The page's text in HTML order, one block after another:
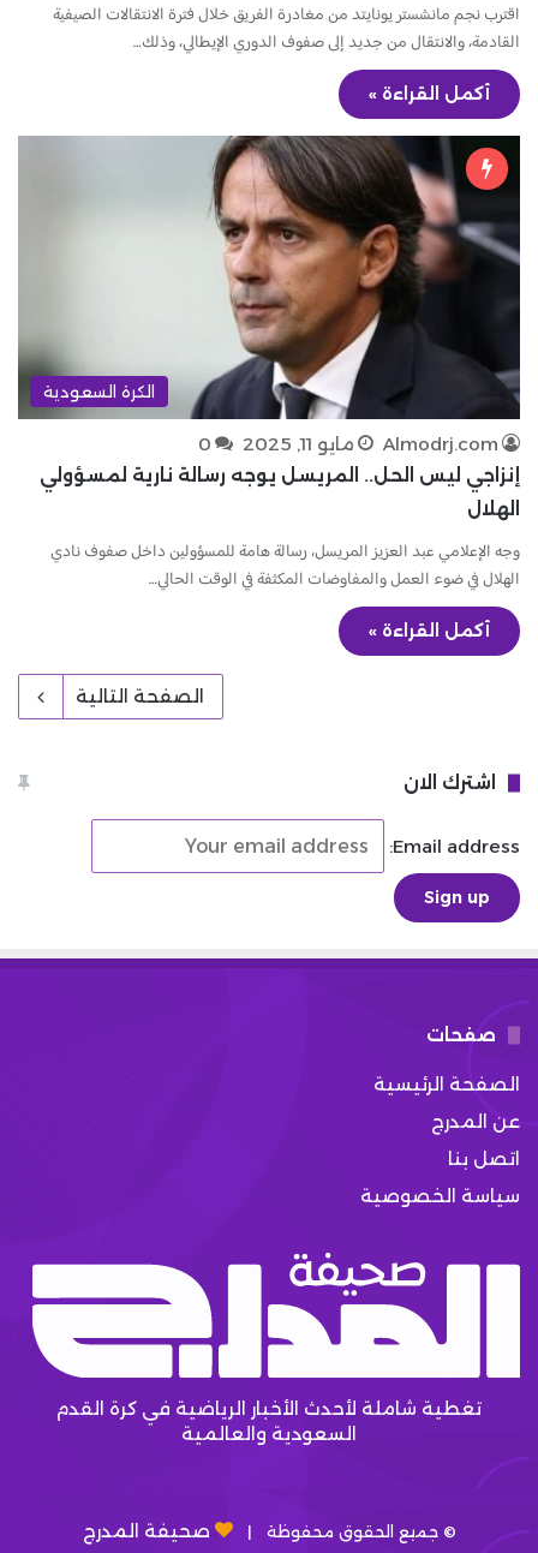
اقترب نجم مانشستر يونايتد من مغادرة الفريق خلال فترة الانتقالات الصيفية
القادمة، والانتقال من جديد إلى صفوف الدوري الإيطالي، وذلك…
أكمل القراءة »
الكرة السعودية
Almodrj.com مايو 11, 2025
0
إنزاجي ليس الحل.. المريسل يوجه رسالة نارية لمسؤولي
الهلال
وجه الإعلامي عبد العزيز المريسل، رسالة هامة للمسؤولين داخل صفوف نادي
الهلال في ضوء العمل والمفاوضات المكثفة في الوقت الحالي…
أكمل القراءة »
الصفحة التالية
اشترك الان
Email address:
صفحات
الصفحة الرئيسية
عن المدرج
اتصل بنا
سياسة الخصوصية
تغطية شاملة لأحدث الأخبار الرياضية في كرة القدم
السعودية والعالمية
© جميع الحقوق محفوظة | صحيفة المدرج